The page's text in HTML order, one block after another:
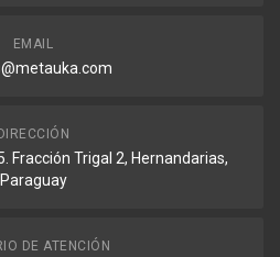
EMAIL
DIRECCIÓN
Fracción Trigal 2, Hernandarias,
Paraguay
DE ATENCIÓN